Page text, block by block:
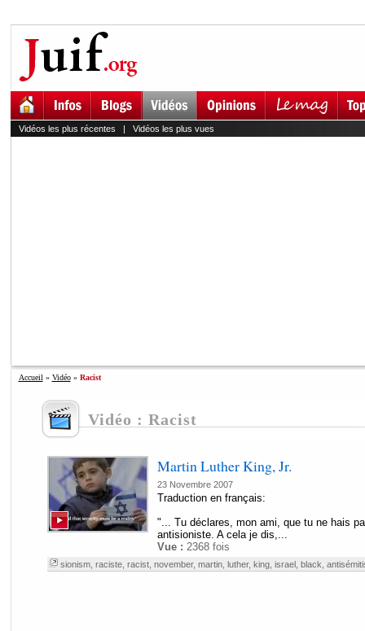
Vidéos les plus récentes | Vidéos les plus vues
Accueil » Vidéo» Racist
Vidéo : Racist
Martin Luther King, Jr.
23 Novembre 2007
Traduction en français:
"... Tu déclares, mon ami, que tu ne hais
antisioniste. A cela je dis,...
Vue : 2368 fois
sionism, raciste, racist, november, martin, luther, king, israel, black